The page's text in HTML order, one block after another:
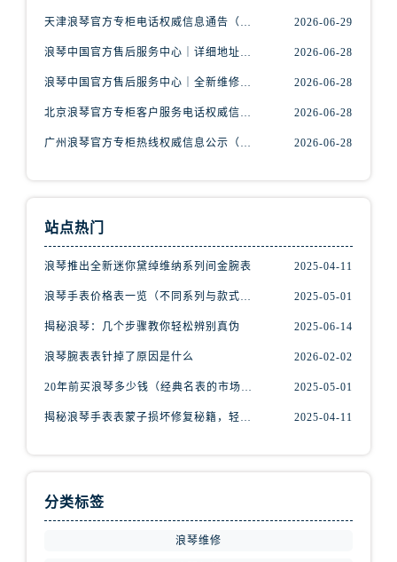
海南省琼海市嘉积镇东风路浪琴售后服务中心（需提前预约）
河南省鹤壁市淇滨区九州路浪琴售后服务中心（需提前预约）
天津浪琴官方专柜电话权威信息通告（2026年7月最新） 2026-06-29
浪琴中国官方售后服务中心｜详细地址及服务电话权威信息通告（2026年7月最新） 2026-06-28
浪琴中国官方售后服务中心｜全新维修地址与售后热线权威信息通知（2026年7月最新） 2026-06-28
北京浪琴官方专柜客户服务电话权威信息通告（2026年7月最新） 2026-06-28
广州浪琴官方专柜热线权威信息公示（2026年7月最新） 2026-06-28
站点热门
浪琴推出全新迷你黛绰维纳系列间金腕表 2025-04-11
浪琴手表价格表一览（不同系列与款式的价格区间） 2025-05-01
揭秘浪琴：几个步骤教你轻松辨别真伪 2025-06-14
浪琴腕表表针掉了原因是什么 2026-02-02
20年前买浪琴多少钱（经典名表的市场价值回顾） 2025-05-01
揭秘浪琴手表表蒙子损坏修复秘籍，轻松重获透明之美！ 2025-04-11
分类标签
浪琴维修